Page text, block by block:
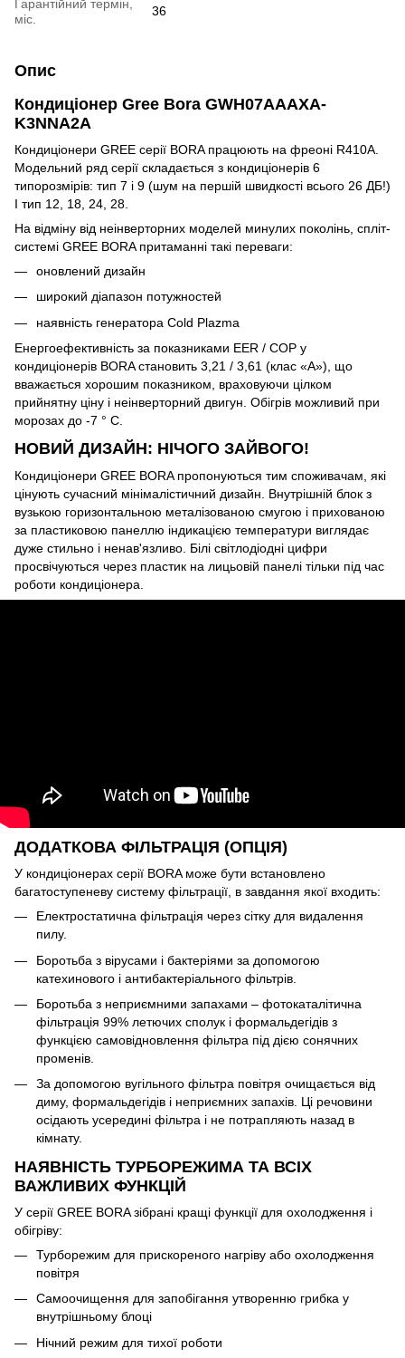
Гарантійний термін,
міс.
36
Опис
Кондиціонер Gree Bora GWH07AAAXA-
K3NNA2A
Кондиціонери GREE серії BORA працюють на фреоні R410A.
Модельний ряд серії складається з кондиціонерів 6
типорозмірів: тип 7 ​​і 9 (шум на першій швидкості всього 26 ДБ!)
І тип 12, 18, 24, 28.
На відміну від неінверторних моделей минулих поколінь, спліт-
системі GREE BORA притаманні такі переваги:
оновлений дизайн
широкий діапазон потужностей
наявність генератора Cold Plazma
Енергоефективність за показниками EER / COP у
кондиціонерів BORA становить 3,21 / 3,61 (клас «А»), що
вважається хорошим показником, враховуючи цілком
прийнятну ціну і неінверторний двигун. Обігрів можливий при
морозах до -7 ° С.
НОВИЙ ДИЗАЙН: НІЧОГО ЗАЙВОГО!
Кондиціонери GREE BORA пропонуються тим споживачам, які
цінують сучасний мінімалістичний дизайн. Внутрішній блок з
вузькою горизонтальною металізованою смугою і прихованою
за пластиковою панеллю індикацією температури виглядає
дуже стильно і ненав'язливо. Білі світлодіодні цифри
просвічуються через пластик на лицьовій панелі тільки під час
роботи кондиціонера.
ДОДАТКОВА ФІЛЬТРАЦІЯ (ОПЦІЯ)
У кондиціонерах серії BORA може бути встановлено
багатоступеневу систему фільтрації, в завдання якої входить:
Електростатична фільтрація через сітку для видалення
пилу.
Боротьба з вірусами і бактеріями за допомогою
катехинового і антибактеріального фільтрів.
Боротьба з неприємними запахами – фотокаталітична
фільтрація 99% летючих сполук і формальдегідів з
функцією самовідновлення фільтра під дією сонячних
променів.
За допомогою вугільного фільтра повітря очищається від
диму, формальдегідів і неприємних запахів. Ці речовини
осідають усередині фільтра і не потрапляють назад в
кімнату.
НАЯВНІСТЬ ТУРБОРЕЖИМА ТА ВСІХ
ВАЖЛИВИХ ФУНКЦІЙ
У серії GREE BORA зібрані кращі функції для охолодження і
обігріву:
Турборежим для прискореного нагріву або охолодження
повітря
Самоочищення для запобігання утворенню грибка у
внутрішньому блоці
Нічний режим для тихої роботи